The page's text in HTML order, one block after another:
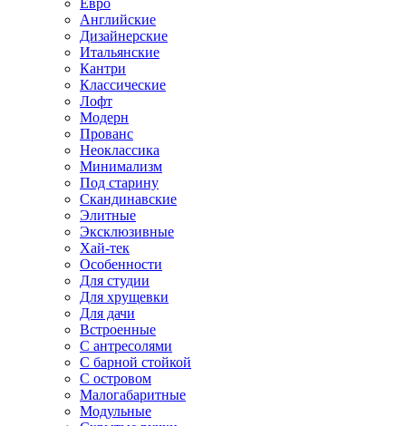
Евро
Английские
Дизайнерские
Итальянские
Кантри
Классические
Лофт
Модерн
Прованс
Неоклассика
Минимализм
Под старину
Скандинавские
Элитные
Эксклюзивные
Хай-тек
Особенности
Для студии
Для хрущевки
Для дачи
Встроенные
С антресолями
С барной стойкой
С островом
Малогабаритные
Модульные